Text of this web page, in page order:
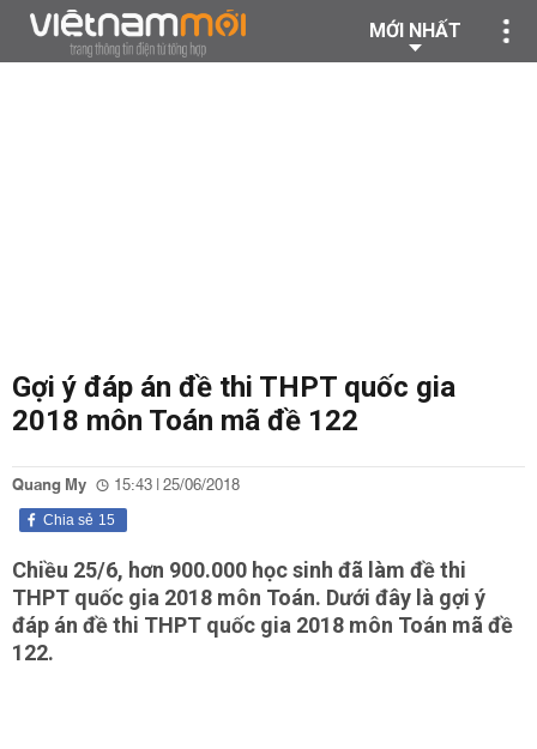
MỚI NHẤT
Gợi ý đáp án đề thi THPT quốc gia
2018 môn Toán mã đề 122
Quang My 15:43 | 25/06/2018
15
Chia sẻ
Chiều 25/6, hơn 900.000 học sinh đã làm đề thi
THPT quốc gia 2018 môn Toán. Dưới đây là gợi ý
đáp án đề thi THPT quốc gia 2018 môn Toán mã đề
122.